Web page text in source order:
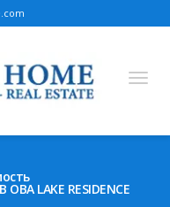
Kazakh
LAKE RESIDENCE